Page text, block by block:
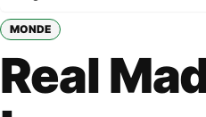
MONDE
Real